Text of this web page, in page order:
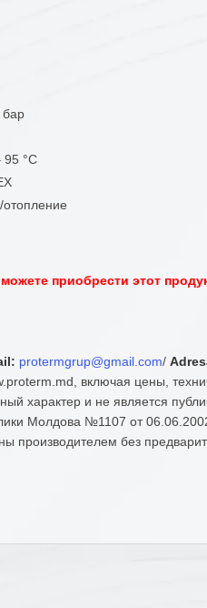
бар
95 °С
приобрести этот
protermgrup@gmail.com/
включая цены,
характер и не является
Молдова №1107 от
производителем без